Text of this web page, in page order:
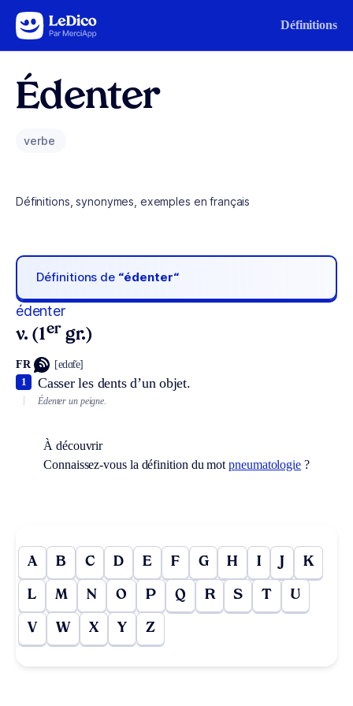
Aller au contenu Définitions
Édenter
verbe
Définitions, synonymes, exemples en français
Définitions de “édenter“
édenter
v. (1er gr.)
FR [edɑ̃te]
Casser les dents d’un objet.
1
Édenter un peigne.
À découvrir
Connaissez-vous la définition du motpneumatologie ?
A B C D E F G H I J K
L M N O P Q R S T U
V W X Y Z